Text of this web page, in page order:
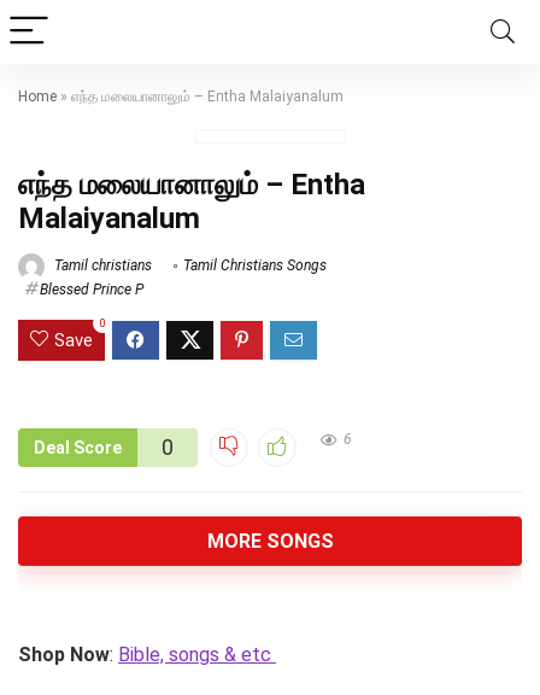
Home » எந்த மலையானாலும் – Entha Malaiyanalum
எந்த மலையானாலும் – Entha
Malaiyanalum
Tamil christians
Tamil Christians Songs
Blessed Prince P
Save
0
Deal Score 0 6
MORE SONGS
Shop Now: Bible, songs & etc